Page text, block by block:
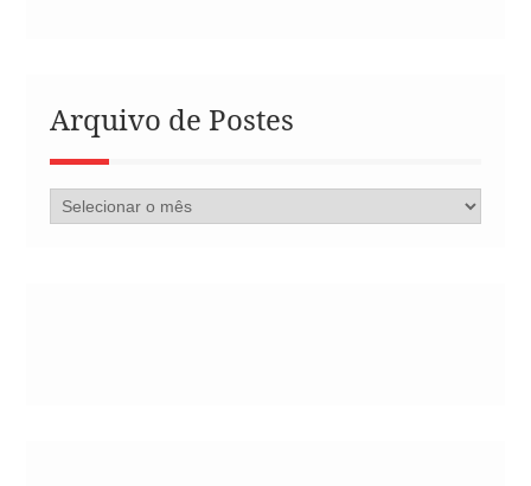
Arquivo de Postes
Arquivo
de